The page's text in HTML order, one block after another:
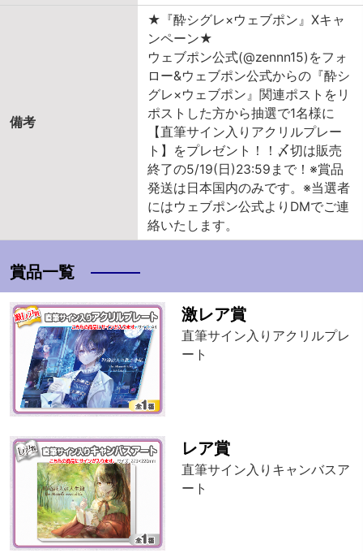
備考
★『酔シグレ×ウェブポン』Xキャ
ンペーン★
ウェブポン公式(@zennn15)をフォ
ロー&ウェブポン公式からの『酔シ
グレ×ウェブポン』関連ポストをリ
ポストした方から抽選で1名様に
【直筆サイン入りアクリルプレー
ト】をプレゼント！！〆切は販売
終了の5/19(日)23:59まで！※賞品
発送は日本国内のみです。※当選者
にはウェブポン公式よりDMでご連
絡いたします。
賞品一覧
激レア賞
直筆サイン入りアクリルプレ
ート
レア賞
直筆サイン入りキャンバスア
ート